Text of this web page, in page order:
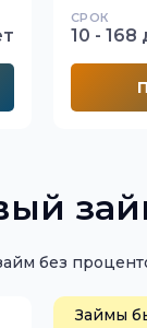
СРОК
10 - 168
без
Займы